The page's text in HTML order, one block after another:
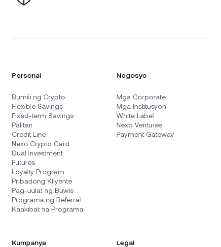
Personal
Bumili ng Crypto
Flexible Savings
Fixed-term Savings
Palitan
Credit Line
Nexo Crypto Card
Dual Investment
Futures
Loyalty Program
Pribadong Kliyente
Pag-uulat ng Buwis
Programa ng Referral
Kaakibat na Programa
Negosyo
Mga Corporate
Mga Institusyon
White Label
Nexo Ventures
Payment Gateway
Kumpanya Legal